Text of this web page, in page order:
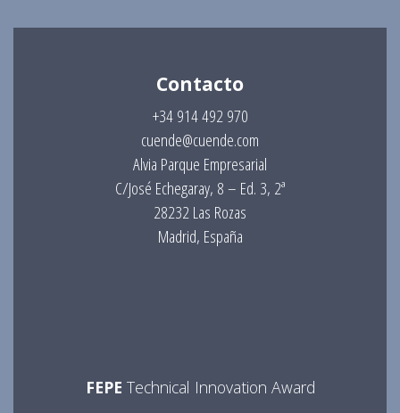
Contacto
+34 914 492 970
cuende@cuende.com
Alvia Parque Empresarial
C/José Echegaray, 8 – Ed. 3, 2ª
28232 Las Rozas
Madrid, España
FEPE Technical Innovation Award